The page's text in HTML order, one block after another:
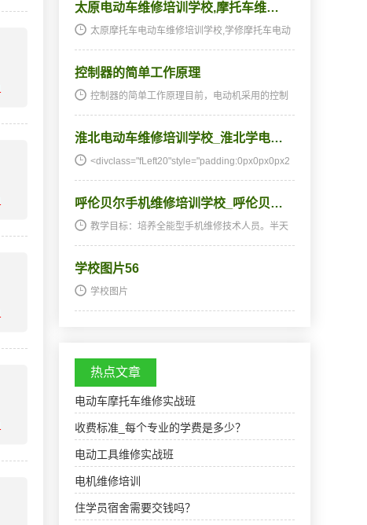
太原电动车维修培训学校,摩托车维…
太原摩托车电动车维修培训学校,学修摩托车电动
南阳光电子技术学校电动车维修、摩托车维修培
控制器的简单工作原理
控制器的简单工作原理目前，电动机采用的控制
无刷电动机大都采用脉宽控制器的PWM调速，但
淮北电动车维修培训学校_淮北学电…
<divclass="fLeft20"style="padding:0px0px0px2
呼伦贝尔手机维修培训学校_呼伦贝…
教学目标：培养全能型手机维修技术人员。半天
能的手机维修技术人才和手机维修店老板。学习
学校图片56
学校图片
热点文章
电动车摩托车维修实战班
收费标准_每个专业的学费是多少？
电动工具维修实战班
电机维修培训
住学员宿舍需要交钱吗？